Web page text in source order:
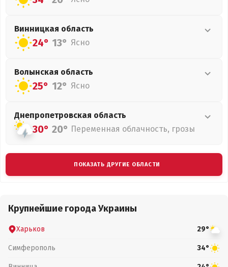
Винницкая область
24° 13° Ясно
Волынская область
25° 12° Ясно
Днепропетровская область
30° 20° Переменная облачность, грозы
ПОКАЗАТЬ ДРУГИЕ ОБЛАСТИ
Крупнейшие города Украины
Харьков 29°
Симферополь 34°